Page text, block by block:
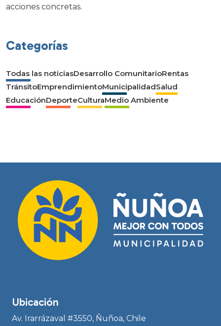
acciones concretas.
Categorías
Todas las noticiasDesarrollo ComunitarioRentas
TránsitoEmprendimientoMunicipalidadSalud
EducaciónDeporteCulturaMedio Ambiente
Ubicación
Av. Irarrázaval #3550, Ñuñoa, Chile